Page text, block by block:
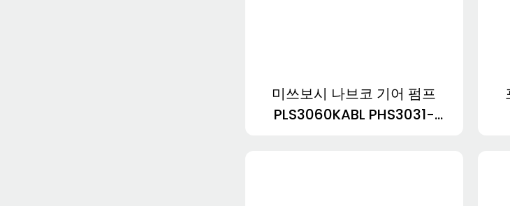
미쓰보시 나브코 기어 펌프
PLS3060KABL PHS3031-